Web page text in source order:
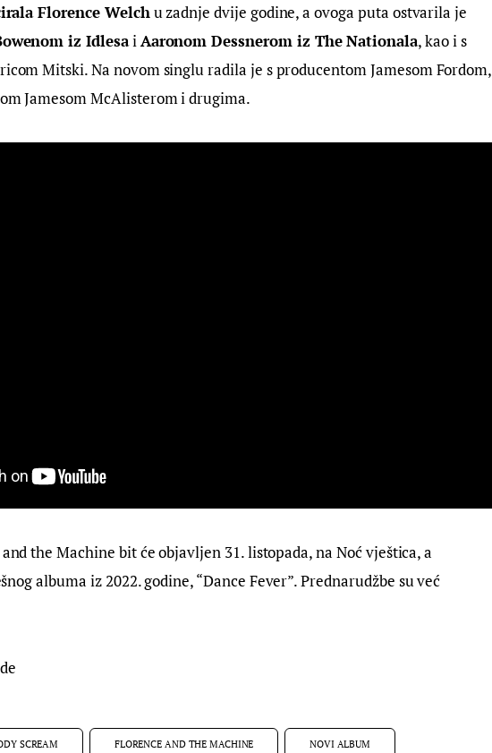
Florence Welch u zadnje dvije godine, a ovoga puta ostvarila je
iz Idlesa i Aaronom Dessnerom iz The Nationala, kao i s
Mitski. Na novom singlu radila je s producentom Jamesom Fordom,
Jamesom McAlisterom i drugima.
the Machine bit će objavljen 31. listopada, na Noć vještica, a
albuma iz 2022. godine, “Dance Fever”. Prednarudžbe su već
SCREAM FLORENCE AND THE MACHINE NOVI ALBUM